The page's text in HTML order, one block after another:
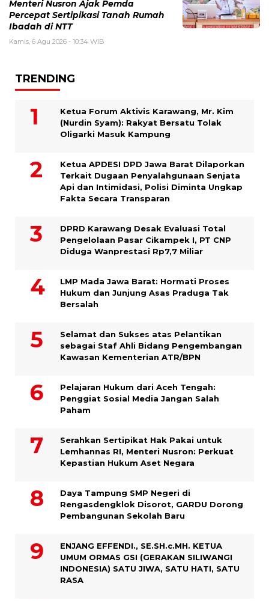
Menteri Nusron Ajak Pemda
Percepat Sertipikasi Tanah Rumah
Ibadah di NTT
Kamis, 6 Agu 2026 - 10:34 WIB
TRENDING
Ketua Forum Aktivis Karawang, Mr. Kim
(Nurdin Syam): Rakyat Bersatu Tolak
Oligarki Masuk Kampung
Ketua APDESI DPD Jawa Barat Dilaporkan
Terkait Dugaan Penyalahgunaan Senjata
Api dan Intimidasi, Polisi Diminta Ungkap
Fakta Secara Transparan
DPRD Karawang Desak Evaluasi Total
Pengelolaan Pasar Cikampek I, PT CNP
Diduga Wanprestasi Rp7,7 Miliar
LMP Mada Jawa Barat: Hormati Proses
Hukum dan Junjung Asas Praduga Tak
Bersalah
Selamat dan Sukses atas Pelantikan
sebagai Staf Ahli Bidang Pengembangan
Kawasan Kementerian ATR/BPN
Pelajaran Hukum dari Aceh Tengah:
Penggiat Sosial Media Jangan Salah
Paham
Serahkan Sertipikat Hak Pakai untuk
Lemhannas RI, Menteri Nusron: Perkuat
Kepastian Hukum Aset Negara
Daya Tampung SMP Negeri di
Rengasdengklok Disorot, GARDU Dorong
Pembangunan Sekolah Baru
ENJANG EFFENDI., SE.SH.c.MH. KETUA
UMUM ORMAS GSI (GERAKAN SILIWANGI
INDONESIA) SATU JIWA, SATU HATI, SATU
RASA